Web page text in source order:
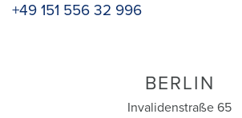
+49 151 556 32 996
BERLIN
Invalidenstraße 65